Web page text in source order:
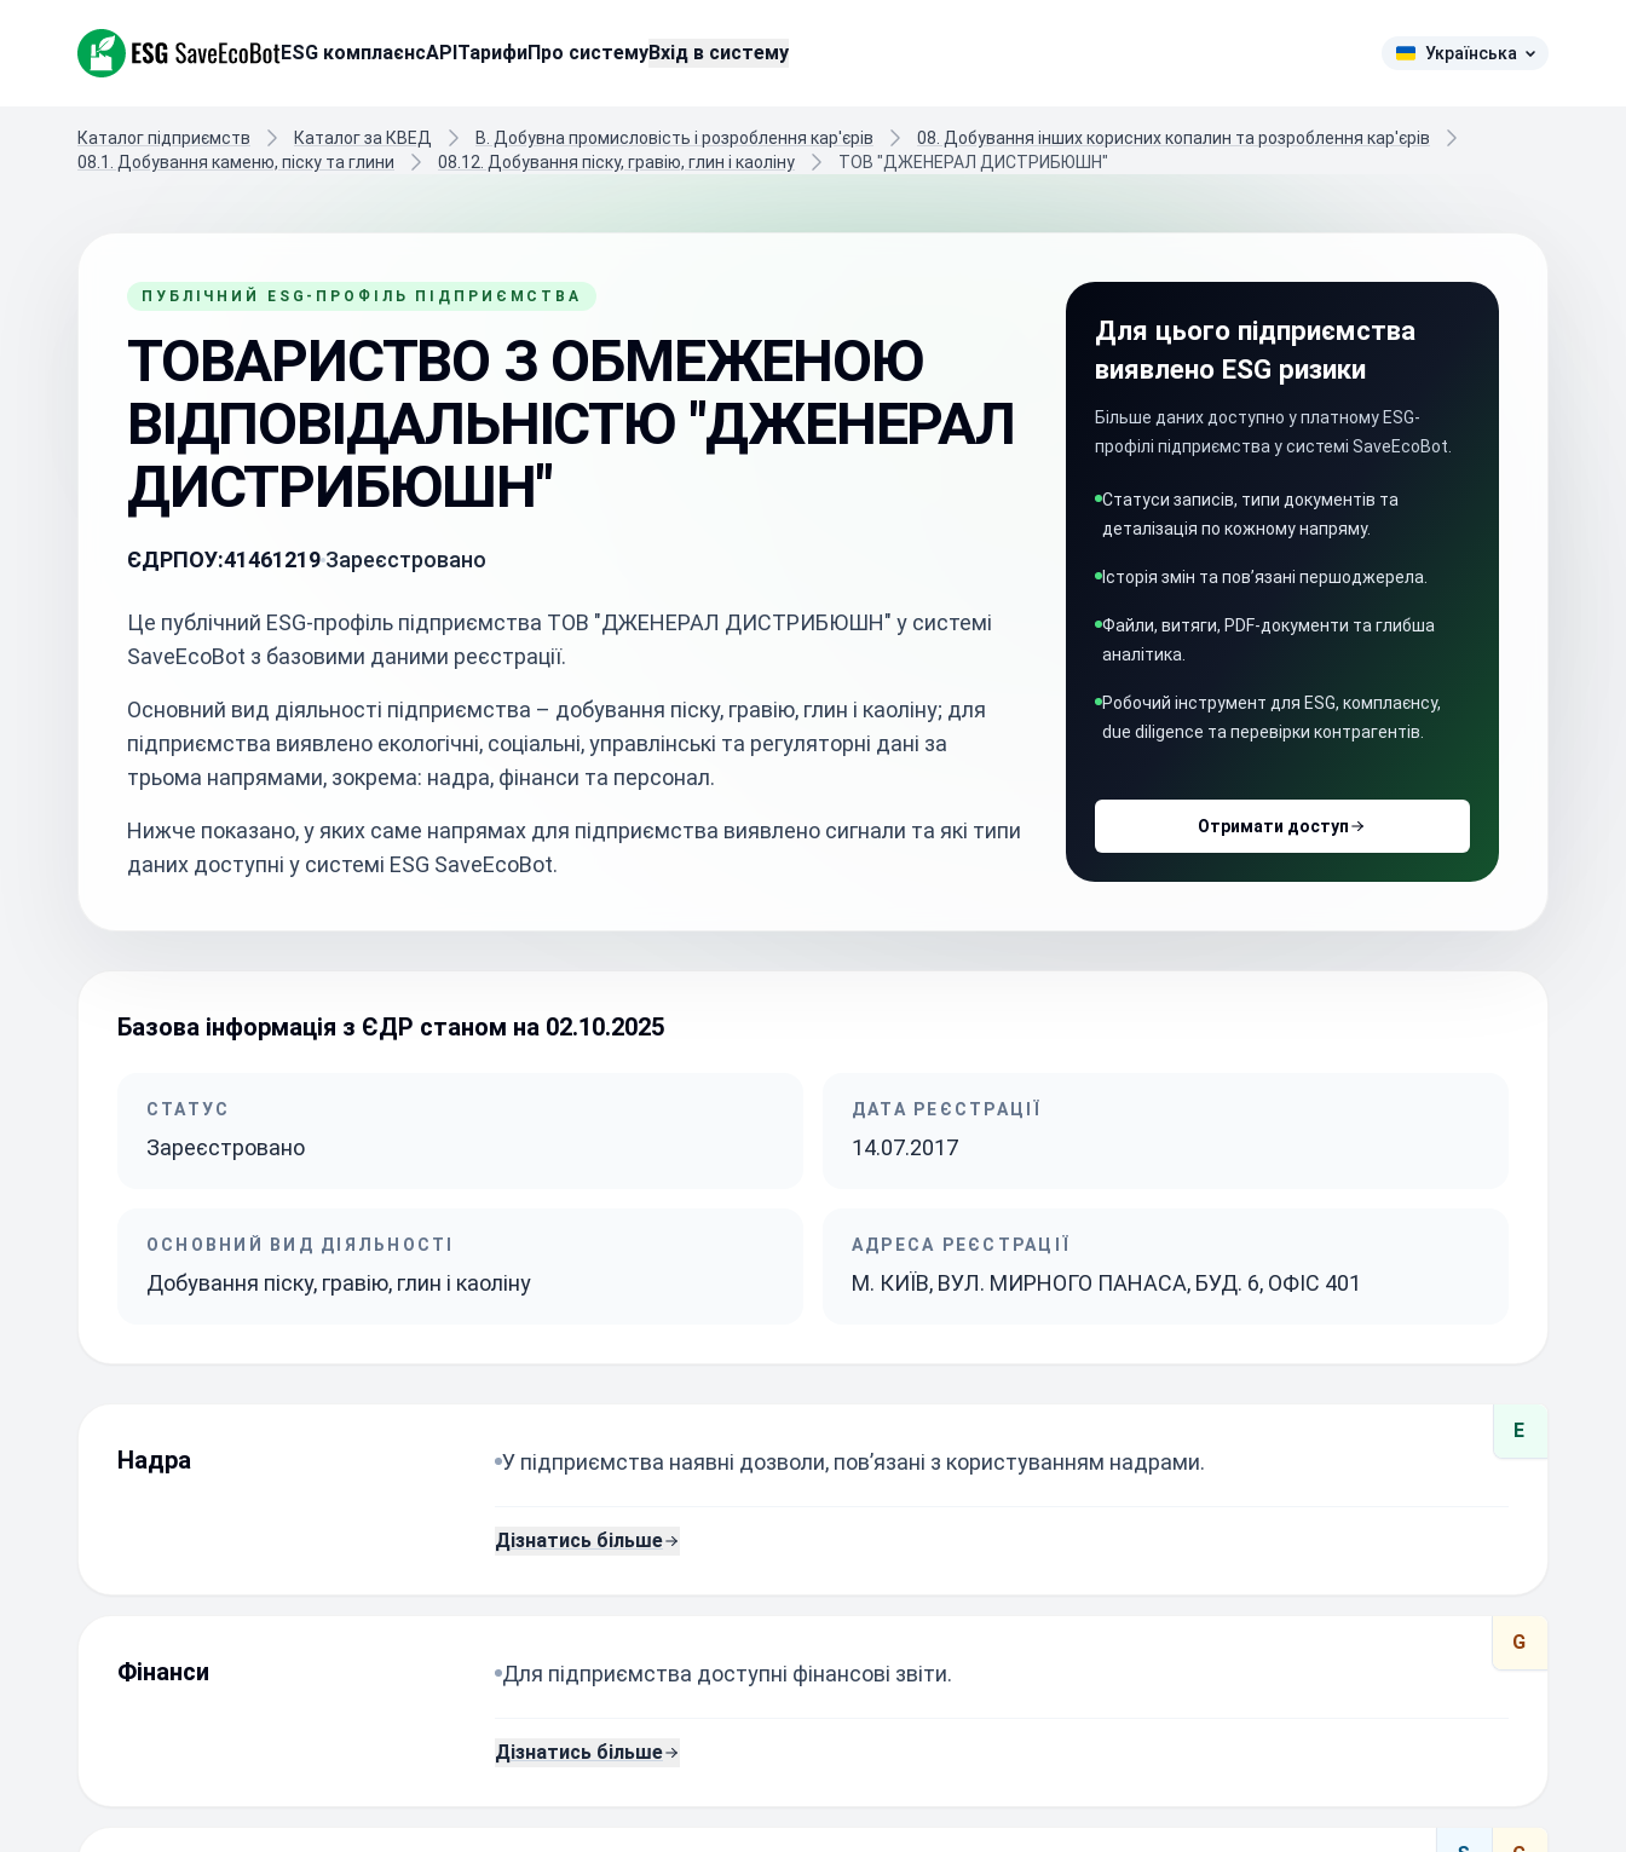
ESG SaveEcoBot ESG комплаєнсAPIТарифиПро системуВхід в систему Українська
Каталог підприємств Каталог за КВЕД B. Добувна промисловість і розроблення кар'єрів
08. Добування інших корисних копалин та розроблення кар'єрів
08.1. Добування каменю, піску та глини
08.12. Добування піску, гравію, глин і каоліну ТОВ "ДЖЕНЕРАЛ ДИСТРИБЮШН"
ПУБЛІЧНИЙ ESG-ПРОФІЛЬ ПІДПРИЄМСТВА
ТОВАРИСТВО З ОБМЕЖЕНОЮ
ВІДПОВІДАЛЬНІСТЮ "ДЖЕНЕРАЛ
ДИСТРИБЮШН"
ЄДРПОУ:41461219 Зареєстровано
Це публічний ESG-профіль підприємства ТОВ "ДЖЕНЕРАЛ ДИСТРИБЮШН" у системі
SaveEcoBot з базовими даними реєстрації.
Основний вид діяльності підприємства – добування піску, гравію, глин і каоліну; для
підприємства виявлено екологічні, соціальні, управлінські та регуляторні дані за
трьома напрямами, зокрема: надра, фінанси та персонал.
Нижче показано, у яких саме напрямах для підприємства виявлено сигнали та які типи
даних доступні у системі ESG SaveEcoBot.
Для цього підприємства
виявлено ESG ризики
Більше даних доступно у платному ESG-
профілі підприємства у системі SaveEcoBot.
Статуси записів, типи документів та
деталізація по кожному напряму.
Історія змін та пов’язані першоджерела.
Файли, витяги, PDF-документи та глибша
аналітика.
Робочий інструмент для ESG, комплаєнсу,
due diligence та перевірки контрагентів.
Отримати доступ
Базова інформація з ЄДР станом на 02.10.2025
СТАТУС
Зареєстровано
ДАТА РЕЄСТРАЦІЇ
14.07.2017
ОСНОВНИЙ ВИД ДІЯЛЬНОСТІ
Добування піску, гравію, глин і каоліну
АДРЕСА РЕЄСТРАЦІЇ
М. КИЇВ, ВУЛ. МИРНОГО ПАНАСА, БУД. 6, ОФІС 401
E
Надра У підприємства наявні дозволи, пов’язані з користуванням надрами.
Дізнатись більше
G
Фінанси Для підприємства доступні фінансові звіти.
Дізнатись більше